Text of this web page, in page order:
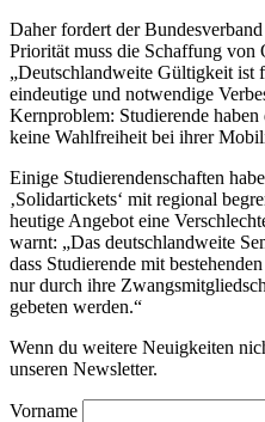
Daher fordert der
Priorität muss die Schaffung
„Deutschlandweite Gültigkeit ist
eindeutige und notwendige
Kernproblem: Studierende
keine Wahlfreiheit bei ihrer
Einige Studierendenschaften
‚Solidartickets‘ mit regional
heutige Angebot eine
warnt: „Das deutschlandweite
dass Studierende mit
nur durch ihre
gebeten werden.“
Wenn du weitere Neuigkeiten
unseren Newsletter.
Vorname